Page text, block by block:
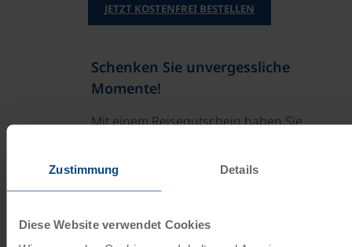
Zustimmung Details
Diese Website verwendet Cookies
JETZT KOSTENFREI BESTELLEN
Schenken Sie unvergessliche
Momente!
Mit einem Reisegutschein haben Sie
Newsletter abonnieren